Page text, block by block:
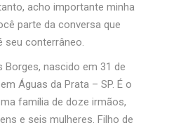
acho importante minha
parte da conversa que
seu conterrâneo.
Borges, nascido em 31 de
Águas da Prata – SP. É o
família de doze irmãos,
e seis mulheres. Filho de